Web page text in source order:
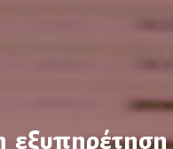
εξυπηρέτηση